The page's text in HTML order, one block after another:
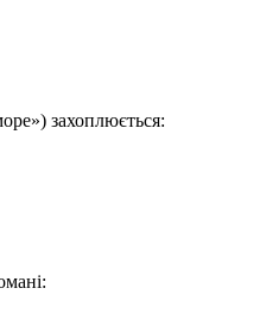
захоплюється: